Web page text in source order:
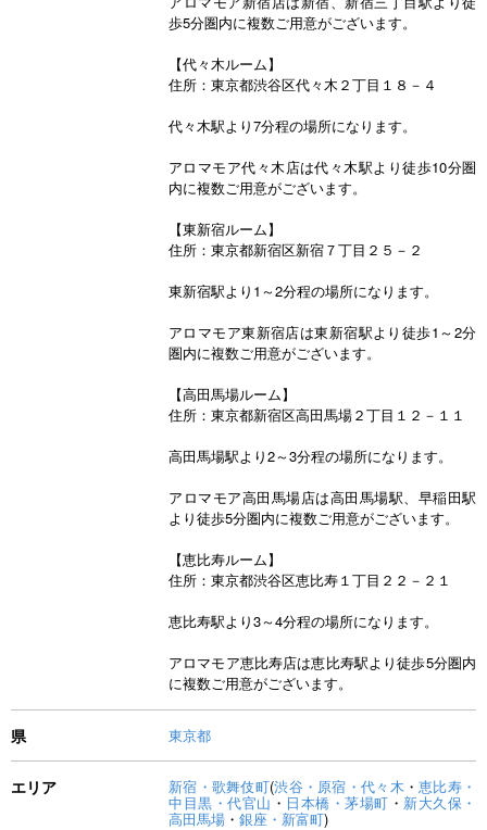
歩5分圏内に複数ご用意がございます。
【代々木ルーム】
住所：東京都渋谷区代々木２丁目１８－４
代々木駅より7分程の場所になります。
アロマモア代々木店は代々木駅より徒歩10分圏
内に複数ご用意がございます。
【東新宿ルーム】
住所：東京都新宿区新宿７丁目２５－２
東新宿駅より1～2分程の場所になります。
アロマモア東新宿店は東新宿駅より徒歩1～2分
圏内に複数ご用意がございます。
【高田馬場ルーム】
住所：東京都新宿区高田馬場２丁目１２－１１
高田馬場駅より2～3分程の場所になります。
アロマモア高田馬場店は高田馬場駅、早稲田駅
より徒歩5分圏内に複数ご用意がございます。
【恵比寿ルーム】
住所：東京都渋谷区恵比寿１丁目２２－２１
恵比寿駅より3～4分程の場所になります。
アロマモア恵比寿店は恵比寿駅より徒歩5分圏内
に複数ご用意がございます。
県 東京都
エリア 新宿・歌舞伎町(渋谷・原宿・代々木 ・恵比寿・
中目黒・代官山・ 日本橋・茅場町 ・ 新大久保・
高田馬場 ・ 銀座・新富町)